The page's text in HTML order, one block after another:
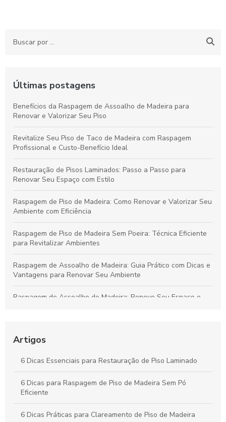
Últimas postagens
Benefícios da Raspagem de Assoalho de Madeira para
Renovar e Valorizar Seu Piso
Revitalize Seu Piso de Taco de Madeira com Raspagem
Profissional e Custo-Benefício Ideal
Restauração de Pisos Laminados: Passo a Passo para
Renovar Seu Espaço com Estilo
Raspagem de Piso de Madeira: Como Renovar e Valorizar Seu
Ambiente com Eficiência
Raspagem de Piso de Madeira Sem Poeira: Técnica Eficiente
para Revitalizar Ambientes
Raspagem de Assoalho de Madeira: Guia Prático com Dicas e
Vantagens para Renovar Seu Ambiente
Raspagem de Assoalho de Madeira: Renove Seu Espaço e
Ambientes e Valorizar Seu Lar
Raspagem de Assoalhos de Madeira: Guia Essencial para
Renovar e Valorizar Seus Pisos
Restauração de Piso Laminado: Técnicas e Dicas para
Revitalizar Qualquer Ambiente
Artigos
6 Dicas Essenciais para Restauração de Piso Laminado
6 Dicas para Raspagem de Piso de Madeira Sem Pó
Eficiente
6 Dicas Práticas para Clareamento de Piso de Madeira